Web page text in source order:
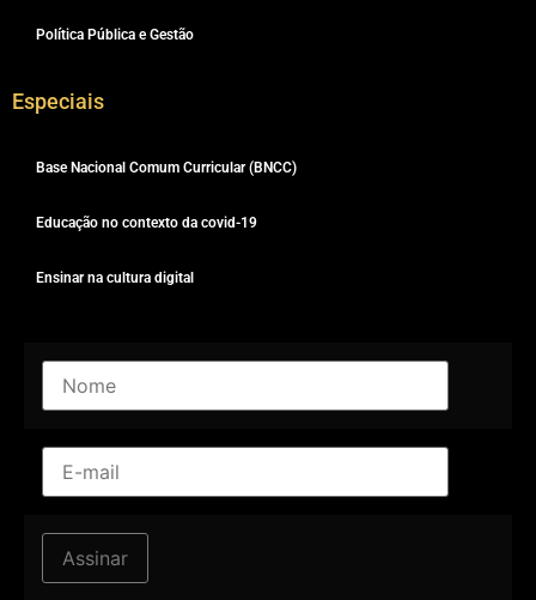
Política Pública e Gestão
Especiais
Base Nacional Comum Curricular (BNCC)
Educação no contexto da covid-19
Ensinar na cultura digital